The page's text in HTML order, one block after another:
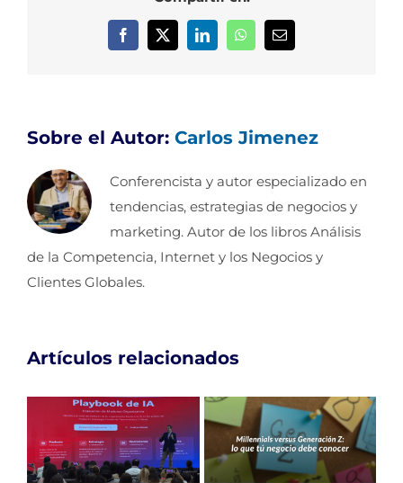
Facebook
X LinkedInWhatsAppCorreo
electrónico
Sobre el Autor: Carlos Jimenez
Conferencista y autor especializado en
tendencias, estrategias de negocios y
marketing. Autor de los libros Análisis
de la Competencia, Internet y los Negocios y
Clientes Globales.
Artículos relacionados